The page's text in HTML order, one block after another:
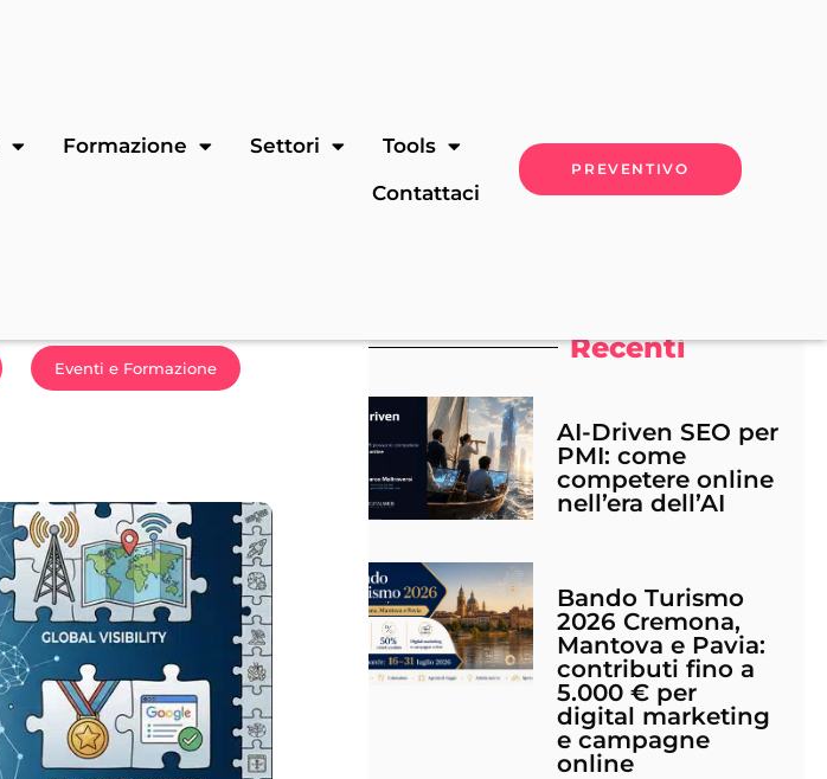
Formazione Settori
Tools
Contattaci
PREVENTIVO
Eventi e Formazione
Recenti
AI-Driven SEO per
PMI: come
competere online
nell’era dell’AI
Bando Turismo
2026 Cremona,
Mantova e Pavia:
contributi fino a
5.000 € per
digital marketing
e campagne
online